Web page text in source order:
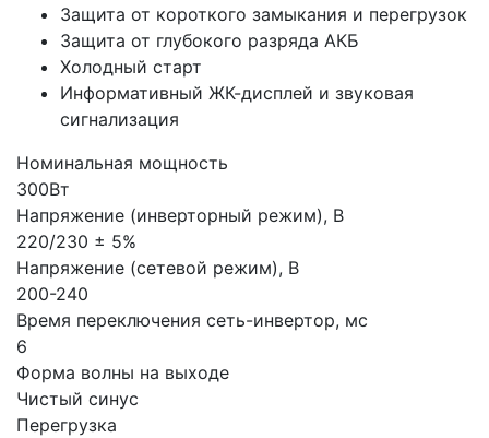
Защита от короткого замыкания и перегрузок
Защита от глубокого разряда АКБ
Холодный старт
Информативный ЖК-дисплей и звуковая
сигнализация
Номинальная мощность
300Вт
Напряжение (инверторный режим), В
220/230 ± 5%
Напряжение (сетевой режим), В
200-240
Время переключения сеть-инвертор, мс
6
Форма волны на выходе
Чистый синус
Перегрузка